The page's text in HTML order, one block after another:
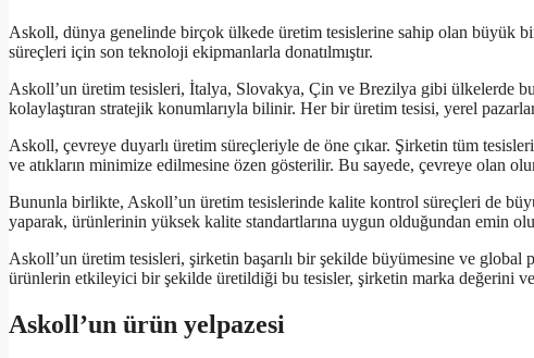
Askoll, dünya genelinde birçok ülkede üretim tesislerine sahip olan büyük
süreçleri için son teknoloji ekipmanlarla donatılmıştır.
Askoll’un üretim tesisleri, İtalya, Slovakya, Çin ve Brezilya gibi ülkelerde
kolaylaştıran stratejik konumlarıyla bilinir. Her bir üretim tesisi, yerel
Askoll, çevreye duyarlı üretim süreçleriyle de öne çıkar. Şirketin tüm
ve atıkların minimize edilmesine özen gösterilir. Bu sayede, çevreye olan
Bununla birlikte, Askoll’un üretim tesislerinde kalite kontrol süreçleri de
yaparak, ürünlerinin yüksek kalite standartlarına uygun olduğundan emin
Askoll’un üretim tesisleri, şirketin başarılı bir şekilde büyümesine ve
ürünlerin etkileyici bir şekilde üretildiği bu tesisler, şirketin marka değerini
Askoll’un ürün yelpazesi